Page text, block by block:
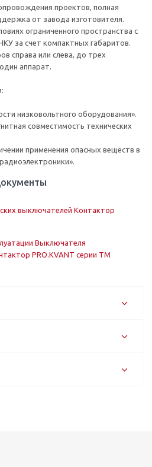
проектов, полная
от завода изготовителя.
ограниченного пространства с
за счет компактных габаритов.
справа или слева, до трех
аппарат.
низковольтного оборудования».
совместимость технических
применения опасных веществ в
выключателей Контактор
Выключателя
PRO.KVANT серии TM